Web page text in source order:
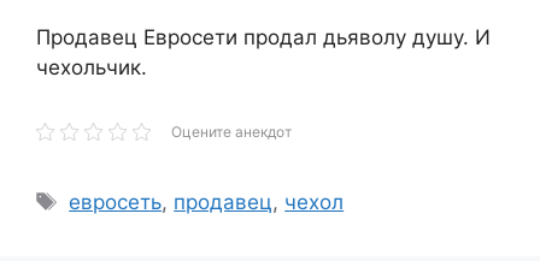
Продавец Евросети продал дьяволу душу. И
чехольчик.
Оцените анекдот
Метки
евросеть, продавец, чехол